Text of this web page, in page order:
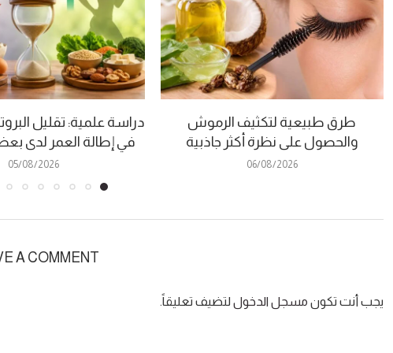
طرق طبيعية لتكثيف الرموش
والحصول على نظرة أكثر جاذبية
06/08/2026
دراسة علمية: تقليل
في إطالة العمر لدى
05/08/2026
A COMMENT
يجب أنت تكون مسجل الدخول لتضيف تعليقاً.